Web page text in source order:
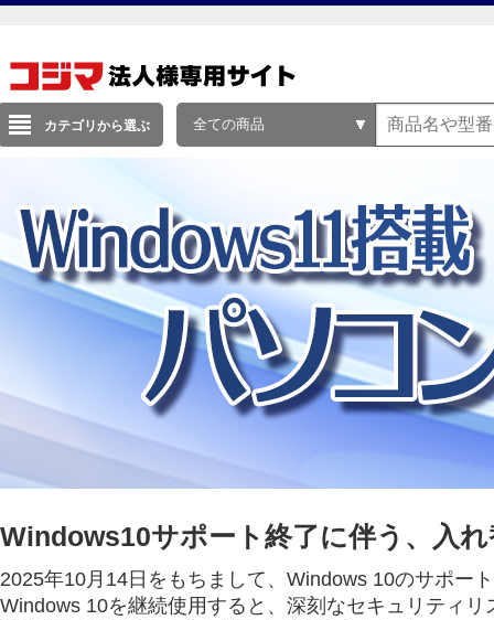
カテゴリから選ぶ 全ての商品
Windows10サポート終了に伴う、入
2025年10月14日をもちまして、Windows 10のサポー
Windows 10を継続使用すると、深刻なセキュリティ